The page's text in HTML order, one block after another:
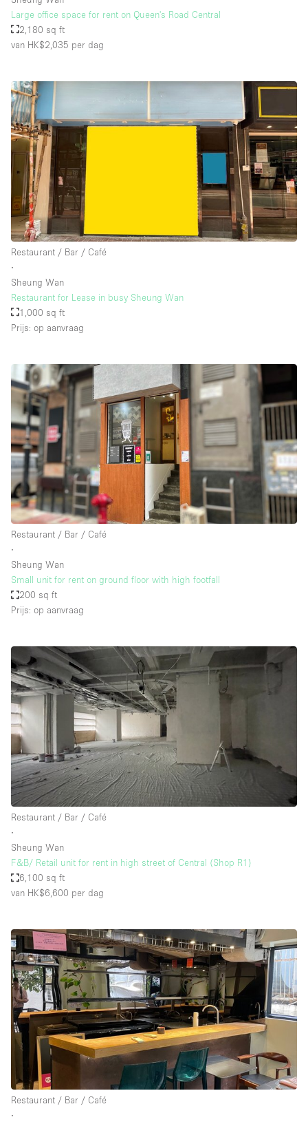
Large office space for rent on Queen's Road Central
2,180 sq ft
van HK$2,035 per dag
Restaurant / Bar / Café
∙
Sheung Wan
Restaurant for Lease in busy Sheung Wan
1,000 sq ft
Prijs: op aanvraag
Restaurant / Bar / Café
∙
Sheung Wan
Small unit for rent on ground floor with high footfall
200 sq ft
Prijs: op aanvraag
Restaurant / Bar / Café
∙
Sheung Wan
F&B/ Retail unit for rent in high street of Central (Shop R1)
6,100 sq ft
van HK$6,600 per dag
Restaurant / Bar / Café
∙